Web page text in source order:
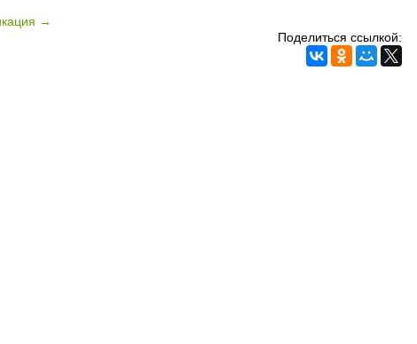
→
Поделиться ссылкой: